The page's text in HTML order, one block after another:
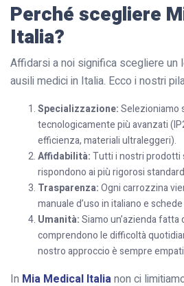
Perché scegliere
Italia?
Affidarsi a noi significa scegliere
ausili medici in Italia. Ecco i nostri
Specializzazione:Selezioniamo
tecnologicamente più avanzati
efficienza, materiali ultraleggeri).
Affidabilità:Tutti i nostri prodotti
rispondono ai più rigorosi
Trasparenza:Ogni carrozzina
manuale d’uso in italiano e
Umanità:Siamo un’azienda fatta
comprendono le difficoltà
nostro approccio è sempre
In Mia Medical Italianon ci